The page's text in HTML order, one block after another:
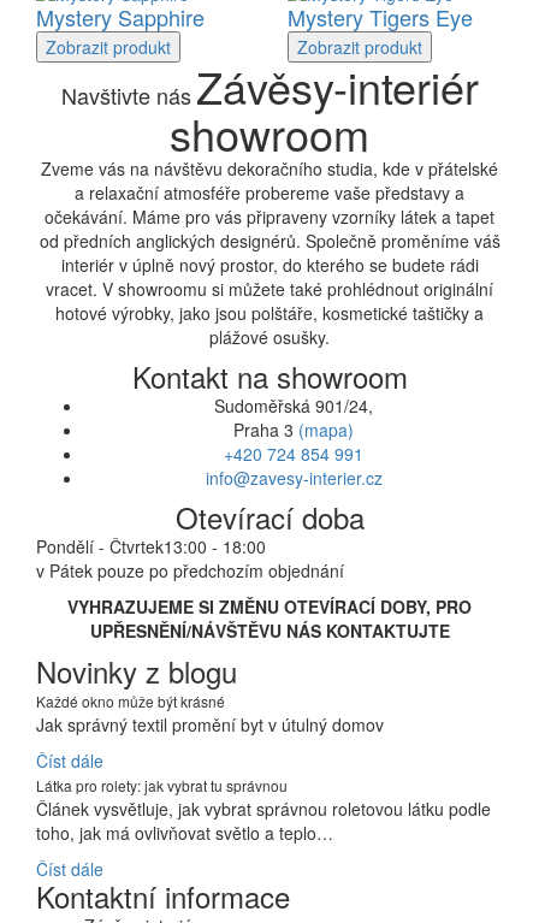
Mystery Sapphire
Zobrazit produkt
Mystery Tigers Eye
Zobrazit produkt
Navštivte nás Závěsy-interiér
showroom
Zveme vás na návštěvu dekoračního studia, kde v přátelské
a relaxační atmosféře probereme vaše představy a
očekávání. Máme pro vás připraveny vzorníky látek a tapet
od předních anglických designérů. Společně proměníme váš
interiér v úplně nový prostor, do kterého se budete rádi
vracet. V showroomu si můžete také prohlédnout originální
hotové výrobky, jako jsou polštáře, kosmetické taštičky a
plážové osušky.
Kontakt na showroom
Sudoměřská 901/24,
Praha 3 (mapa)
+420 724 854 991
info@zavesy-interier.cz
Otevírací doba
Pondělí - Čtvrtek13:00 - 18:00
v Pátek pouze po předchozím objednání
VYHRAZUJEME SI ZMĚNU OTEVÍRACÍ DOBY, PRO
UPŘESNĚNÍ/NÁVŠTĚVU NÁS KONTAKTUJTE
Novinky z blogu
Každé okno může být krásné
Jak správný textil promění byt v útulný domov
Číst dále
Látka pro rolety: jak vybrat tu správnou
Článek vysvětluje, jak vybrat správnou roletovou látku podle
toho, jak má ovlivňovat světlo a teplo…
Číst dále
Kontaktní informace